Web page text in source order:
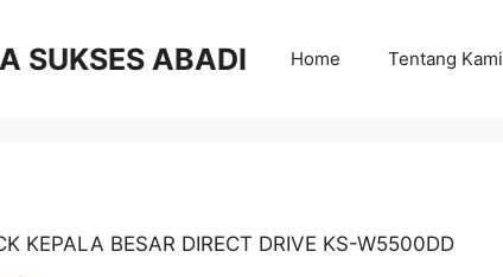
SUKSES ABADI Home Tentang Kami
KEPALA BESAR DIRECT DRIVE KS-W5500DD